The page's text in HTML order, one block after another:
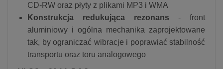
CD-RW oraz płyty z plikami MP3 i WMA
Konstrukcja redukująca rezonans - front
aluminiowy i ogólna mechanika zaprojektowane
tak, by ograniczać wibracje i poprawiać stabilność
transportu oraz toru analogowego